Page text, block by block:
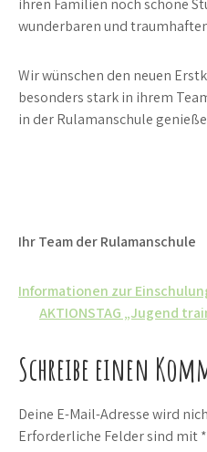
ihren Familien noch schöne
wunderbaren und
Wir wünschen den neuen
besonders stark in ihrem
in der Rulamanschule
Ihr Team der Rulamanschule
Beitrags-
Navigation
Informationen zur
AKTIONSTAG „Jugend
Schreibe einen
Deine E-Mail-Adresse wird
Erforderliche Felder sind mit*